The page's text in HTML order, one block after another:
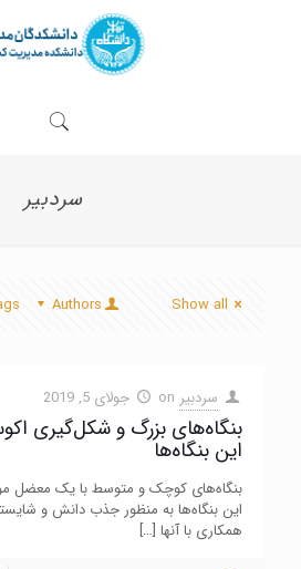
سردبیر
Authors Show all
سردبیر on جولای 5, 2019
بنگاه‌های بزرگ و شکل‌گیری
این بنگاه‌ها
بنگاه‌های کوچک و متوسط با یک معضل
این بنگاه‌ها به منظور جذب دانش و
همکاری با آنها […]